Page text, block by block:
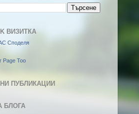
ВИЗИТКА
Споделя
Page Too
ПУБЛИКАЦИИ
БЛОГА